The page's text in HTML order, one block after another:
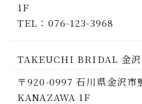
1F
TEL：076-123-3968
TAKEUCHI BRIDAL 金沢
〒920-0997 石川県金沢市
KANAZAWA 1F